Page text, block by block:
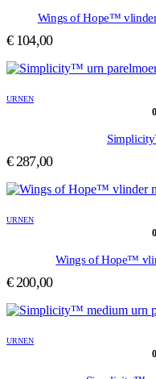
Wings of Hope™
€104,00
URNEN
0
€287,00
URNEN
0
Wings of Hope™
€200,00
URNEN
0